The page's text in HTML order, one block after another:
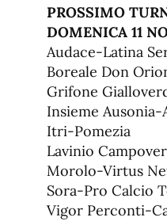
PROSSIMO
DOMENICA 11
Audace-Latina
Boreale Don
Grifone
Insieme Ausonia-
Itri-Pomezia
Lavinio
Morolo-Virtus
Sora-Pro Calcio
Vigor Perconti-